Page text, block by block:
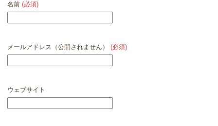
名前 (必須)
メールアドレス（公開されません） (必須)
ウェブサイト